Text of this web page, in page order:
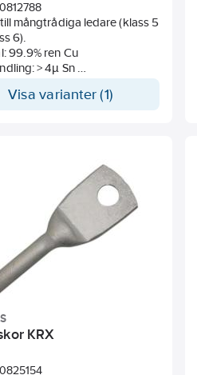
0812788
mångtrådiga ledare (klass 5
6).
99.9% ren Cu
> 4µ Sn
vara: n35-12F
på halsen (OD-
med 6-kantsbackar
och backmärkning
Visa varianter (1)
KRX
0825154